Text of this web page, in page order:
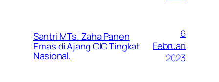
Santri MTs. Zaha Panen
Emas di Ajang CIC Tingkat
Nasional.
6
Februari
2023